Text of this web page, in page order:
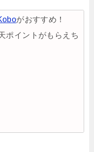
がおすすめ！
ポイントがもらえち